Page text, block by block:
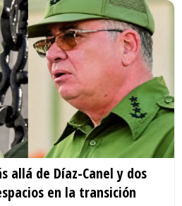
allá de Díaz-Canel y dos
en la transición